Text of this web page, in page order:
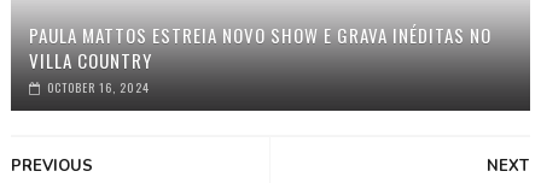
PAULA MATTOS ESTREIA NOVO SHOW E GRAVA INÉDITAS NO
VILLA COUNTRY
OCTOBER 16, 2024
NEXT
PREVIOUS